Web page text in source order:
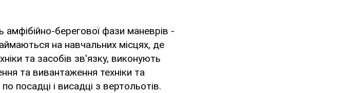
амфібійно-берегової фази маневрів -
на навчальних місцях, де
та засобів зв'язку, виконують
та вивантаження техніки та
посадці і висадці з вертольотів.